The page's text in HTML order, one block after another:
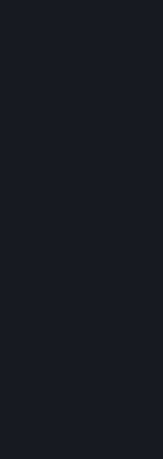
Nie możemy zwracać
Steam (na przykład filmy
odcinki czy poradniki),
innymi treściami
Nieodebrane prezenty
dni lub 2 godzin. Odebrane
samymi warunkami, jeśli
zwrotu. Środki użyte do
Wyjaśnienie dotyczące
w UE dla użytkowników
Zwroty pieniędzy mają
kupowaniem produktów na
zdobywanie darmowych
nadużywać zwrotów
Nie uważamy za nadużycie
produkt zakupiony przed